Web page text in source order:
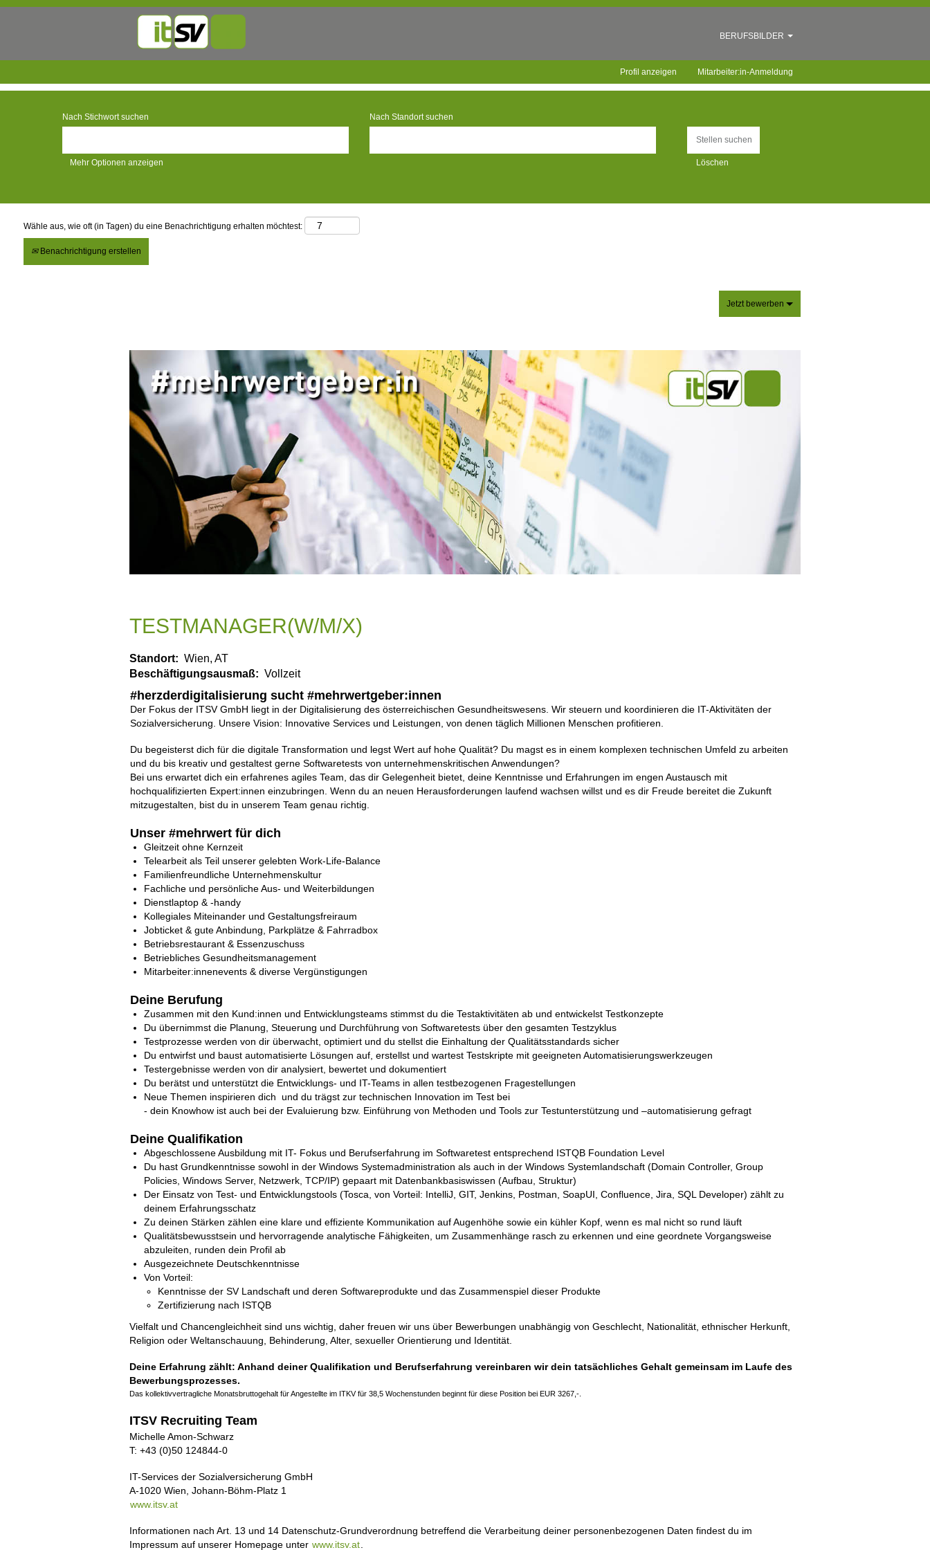
BERUFSBILDER
Profil anzeigen Mitarbeiter:in-Anmeldung
Nach Stichwort suchen Nach Standort suchen
Mehr Optionen anzeigen Löschen
Wähle aus, wie oft (in Tagen) du eine Benachrichtigung erhalten möchtest:
Benachrichtigung erstellen
Jetzt bewerben
TESTMANAGER(W/M/X)
Standort: Wien, AT
Beschäftigungsausmaß: Vollzeit
#herzderdigitalisierung sucht #mehrwertgeber:innen
Der Fokus der ITSV GmbH liegt in der Digitalisierung des österreichischen Gesundheitswesens. Wir steuern und koordinieren die IT-Aktivitäten der
Sozialversicherung. Unsere Vision: Innovative Services und Leistungen, von denen täglich Millionen Menschen profitieren.
Du begeisterst dich für die digitale Transformation und legst Wert auf hohe Qualität? Du magst es in einem komplexen technischen Umfeld zu arbeiten
und du bis kreativ und gestaltest gerne Softwaretests von unternehmenskritischen Anwendungen?
Bei uns erwartet dich ein erfahrenes agiles Team, das dir Gelegenheit bietet, deine Kenntnisse und Erfahrungen im engen Austausch mit
hochqualifizierten Expert:innen einzubringen. Wenn du an neuen Herausforderungen laufend wachsen willst und es dir Freude bereitet die Zukunft
mitzugestalten, bist du in unserem Team genau richtig.
Unser #mehrwert für dich
Gleitzeit ohne Kernzeit
Telearbeit als Teil unserer gelebten Work-Life-Balance
Familienfreundliche Unternehmenskultur
Fachliche und persönliche Aus- und Weiterbildungen
Dienstlaptop & -handy
Kollegiales Miteinander und Gestaltungsfreiraum
Jobticket & gute Anbindung, Parkplätze & Fahrradbox
Betriebsrestaurant & Essenzuschuss
Betriebliches Gesundheitsmanagement
Mitarbeiter:innenevents & diverse Vergünstigungen
Deine Berufung
Zusammen mit den Kund:innen und Entwicklungsteams stimmst du die Testaktivitäten ab und entwickelst Testkonzepte
Du übernimmst die Planung, Steuerung und Durchführung von Softwaretests über den gesamten Testzyklus
Testprozesse werden von dir überwacht, optimiert und du stellst die Einhaltung der Qualitätsstandards sicher
Du entwirfst und baust automatisierte Lösungen auf, erstellst und wartest Testskripte mit geeigneten Automatisierungswerkzeugen
Testergebnisse werden von dir analysiert, bewertet und dokumentiert
Du berätst und unterstützt die Entwicklungs- und IT-Teams in allen testbezogenen Fragestellungen
Neue Themen inspirieren dich und du trägst zur technischen Innovation im Test bei
- dein Knowhow ist auch bei der Evaluierung bzw. Einführung von Methoden und Tools zur Testunterstützung und –automatisierung gefragt
Deine Qualifikation
Abgeschlossene Ausbildung mit IT- Fokus und Berufserfahrung im Softwaretest entsprechend ISTQB Foundation Level
Du hast Grundkenntnisse sowohl in der Windows Systemadministration als auch in der Windows Systemlandschaft (Domain Controller, Group
Policies, Windows Server, Netzwerk, TCP/IP) gepaart mit Datenbankbasiswissen (Aufbau, Struktur)
Der Einsatz von Test- und Entwicklungstools (Tosca, von Vorteil: IntelliJ, GIT, Jenkins, Postman, SoapUI, Confluence, Jira, SQL Developer) zählt zu
deinem Erfahrungsschatz
Zu deinen Stärken zählen eine klare und effiziente Kommunikation auf Augenhöhe sowie ein kühler Kopf, wenn es mal nicht so rund läuft
Qualitätsbewusstsein und hervorragende analytische Fähigkeiten, um Zusammenhänge rasch zu erkennen und eine geordnete Vorgangsweise
abzuleiten, runden dein Profil ab
Ausgezeichnete Deutschkenntnisse
Von Vorteil:
Kenntnisse der SV Landschaft und deren Softwareprodukte und das Zusammenspiel dieser Produkte
Zertifizierung nach ISTQB
Vielfalt und Chancengleichheit sind uns wichtig, daher freuen wir uns über Bewerbungen unabhängig von Geschlecht, Nationalität, ethnischer Herkunft,
Religion oder Weltanschauung, Behinderung, Alter, sexueller Orientierung und Identität.
Deine Erfahrung zählt: Anhand deiner Qualifikation und Berufserfahrung vereinbaren wir dein tatsächliches Gehalt gemeinsam im Laufe des
Bewerbungsprozesses.
Das kollektivvertragliche Monatsbruttogehalt für Angestellte im ITKV für 38,5 Wochenstunden beginnt für diese Position bei EUR 3267,-.
ITSV Recruiting Team
Michelle Amon-Schwarz
T: +43 (0)50 124844-0
IT-Services der Sozialversicherung GmbH
A-1020 Wien, Johann-Böhm-Platz 1
www.itsv.at
Informationen nach Art. 13 und 14 Datenschutz-Grundverordnung betreffend die Verarbeitung deiner personenbezogenen Daten findest du im
Impressum auf unserer Homepage unter www.itsv.at